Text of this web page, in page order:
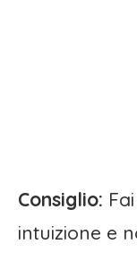
Consiglio:
intuizione e